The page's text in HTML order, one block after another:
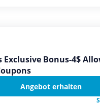
Exclusive Bonus-4$
Angebot erhalten